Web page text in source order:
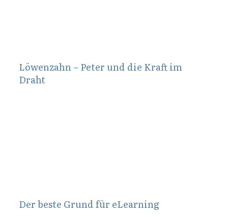
Löwenzahn – Peter und die Kraft im
Draht
Der beste Grund für eLearning